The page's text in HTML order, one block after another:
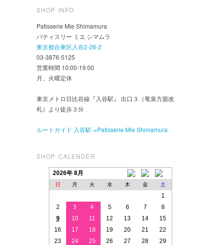
SHOP INFO
Patisserie Mie Shimamura
パティスリー ミエ シマムラ
東京都台東区入谷2-26-2
03-3876-5125
営業時間 10:00-19:00
月、火曜定休
東京メトロ日比谷線『入谷駅』 出口３（竜泉方面改
札）より徒歩３分
ルートガイド 入谷駅→Patisserie Mie Shimamura
SHOP CALENDER
2026年 8月
日 月 火 水 木 金 土
1
2
3 4 5 6 7
8
9
10 11 12 13 14
15
16
17 18 19 20 21
22
23
24 25 26 27 28
29